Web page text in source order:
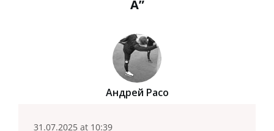
А”
Андрей Расо
31.07.2025 at 10:39